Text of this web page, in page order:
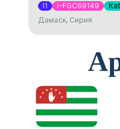
I1 I-FGC69149
Дамаск, Сирия